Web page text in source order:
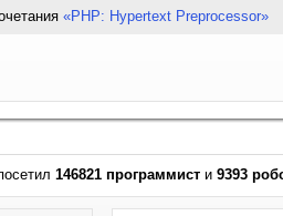
«PHP: Hypertext Preprocessor»
146821 программист и 9393